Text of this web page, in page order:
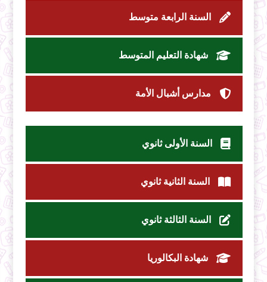
السنة الرابعة متوسط
شهادة التعليم المتوسط
مدارس أشبال الأمة
السنة الأولى ثانوي
السنة الثانية ثانوي
السنة الثالثة ثانوي
شهادة البكالوريا